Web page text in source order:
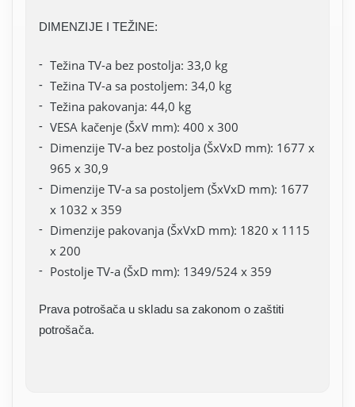
DIMENZIJE I TEŽINE:
Težina TV-a bez postolja: 33,0 kg
Težina TV-a sa postoljem: 34,0 kg
Težina pakovanja: 44,0 kg
VESA kačenje (ŠxV mm): 400 x 300
Dimenzije TV-a bez postolja (ŠxVxD mm): 1677 x
965 x 30,9
Dimenzije TV-a sa postoljem (ŠxVxD mm): 1677
x 1032 x 359
Dimenzije pakovanja (ŠxVxD mm): 1820 x 1115
x 200
Postolje TV-a (ŠxD mm): 1349/524 x 359
Prava potrošača u skladu sa zakonom o zaštiti
potrošača.